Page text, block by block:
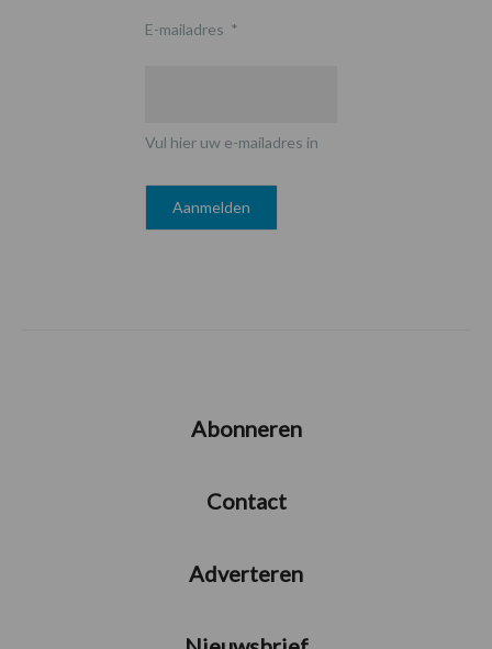
E-mailadres *
Vul hier uw e-mailadres in
Abonneren
Contact
Adverteren